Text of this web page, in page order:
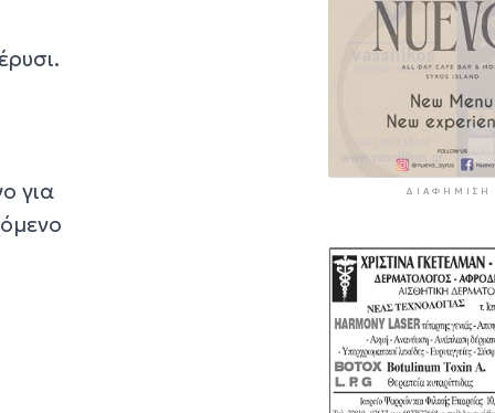
για
ΔΙΑΦΉΜΙΣΗ